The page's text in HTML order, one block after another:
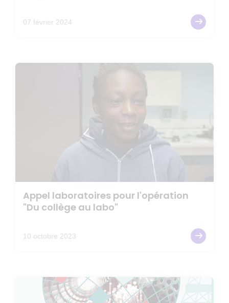
07 février 2024
Appel laboratoires pour l'opération
"Du collège au labo"
10 octobre 2023